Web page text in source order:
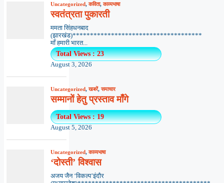
Uncategorized,कविता,काव्यभाषा
स्वतंत्रता पुकारती
ममता सिंहधनबाद
(झारखंड)*************************************
माँ हमारी भारत...
Total Views : 23
August 3, 2026
Uncategorized,खबरें,समाचार
सम्मानों हेतु प्रस्ताव माँगे
Total Views : 19
August 5, 2026
Uncategorized,काव्यभाषा
‘दोस्ती’ विश्वास
अजय जैन ‘विकल्प’इंदौर